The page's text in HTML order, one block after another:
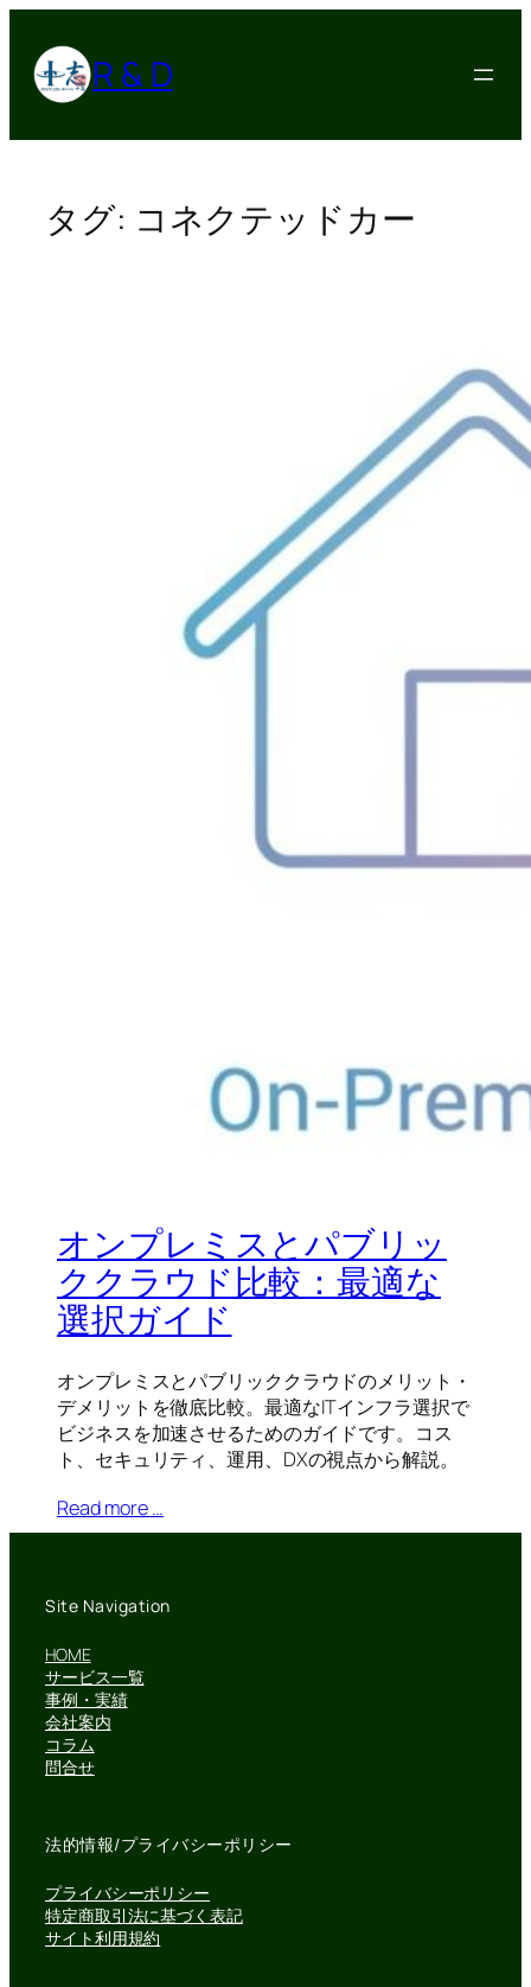
キ
R & D
タグ: コネクテッドカー
オンプレミスとパブリッ
ククラウド比較：最適な
選択ガイド
オンプレミスとパブリッククラウドのメリット・
デメリットを徹底比較。最適なITインフラ選択で
ビジネスを加速させるためのガイドです。コス
ト、セキュリティ、運用、DXの視点から解説。
Read more …
Site Navigation
HOME
サービス一覧
事例・実績
会社案内
コラム
問合せ
法的情報/プライバシーポリシー
プライバシーポリシー
特定商取引法に基づく表記
サイト利用規約